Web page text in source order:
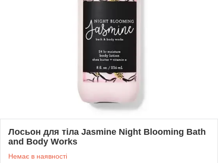
Лосьон для тіла Jasmine Night Blooming Bath
and Body Works
Немає в наявності